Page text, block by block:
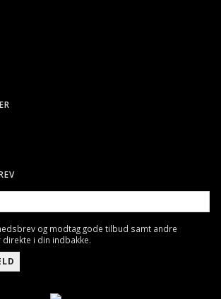
og modtag gode tilbud samt andre
i din indbakke.